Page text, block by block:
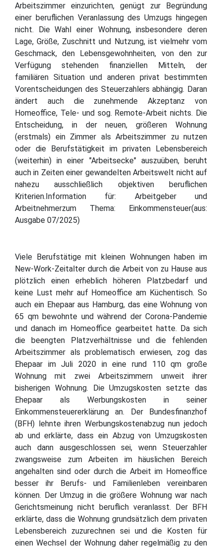
Arbeitszimmer einzurichten, genügt zur Begründung
einer beruflichen Veranlassung des Umzugs hingegen
nicht. Die Wahl einer Wohnung, insbesondere deren
Lage, Größe, Zuschnitt und Nutzung, ist vielmehr vom
Geschmack, den Lebensgewohnheiten, von den zur
Verfügung stehenden finanziellen Mitteln, der
familiären Situation und anderen privat bestimmten
Vorentscheidungen des Steuerzahlers abhängig. Daran
ändert auch die zunehmende Akzeptanz von
Homeoffice, Tele- und sog. Remote-Arbeit nichts. Die
Entscheidung, in der neuen, größeren Wohnung
(erstmals) ein Zimmer als Arbeitszimmer zu nutzen
oder die Berufstätigkeit im privaten Lebensbereich
(weiterhin) in einer "Arbeitsecke" auszuüben, beruht
auch in Zeiten einer gewandelten Arbeitswelt nicht auf
nahezu ausschließlich objektiven beruflichen
Kriterien.Information für: Arbeitgeber und
Arbeitnehmerzum Thema: Einkommensteuer(aus:
Ausgabe 07/2025)
Viele Berufstätige mit kleinen Wohnungen haben im
New-Work-Zeitalter durch die Arbeit von zu Hause aus
plötzlich einen erheblich höheren Platzbedarf und
keine Lust mehr auf Homeoffice am Küchentisch. So
auch ein Ehepaar aus Hamburg, das eine Wohnung von
65 qm bewohnte und während der Corona-Pandemie
und danach im Homeoffice gearbeitet hatte. Da sich
die beengten Platzverhältnisse und die fehlenden
Arbeitszimmer als problematisch erwiesen, zog das
Ehepaar im Juli 2020 in eine rund 110 qm große
Wohnung mit zwei Arbeitszimmern unweit ihrer
bisherigen Wohnung. Die Umzugskosten setzte das
Ehepaar als Werbungskosten in seiner
Einkommensteuererklärung an. Der Bundesfinanzhof
(BFH) lehnte ihren Werbungskostenabzug nun jedoch
ab und erklärte, dass ein Abzug von Umzugskosten
auch dann ausgeschlossen sei, wenn Steuerzahler
zwangsweise zum Arbeiten im häuslichen Bereich
angehalten sind oder durch die Arbeit im Homeoffice
besser ihr Berufs- und Familienleben vereinbaren
können. Der Umzug in die größere Wohnung war nach
Gerichtsmeinung nicht beruflich veranlasst. Der BFH
erklärte, dass die Wohnung grundsätzlich dem privaten
Lebensbereich zuzurechnen sei und die Kosten für
einen Wechsel der Wohnung daher regelmäßig zu den